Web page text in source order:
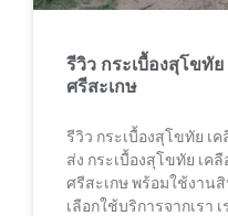
รีวิว กระเบื้องสุโขทั
ศรีสะเกษ
รีวิว กระเบื้องสุโขทัย เ
ส่ง กระเบื้องสุโขทัย เค
ศรีสะเกษ พร้อมใช้งา
เลือกใช้บริการจากเรา